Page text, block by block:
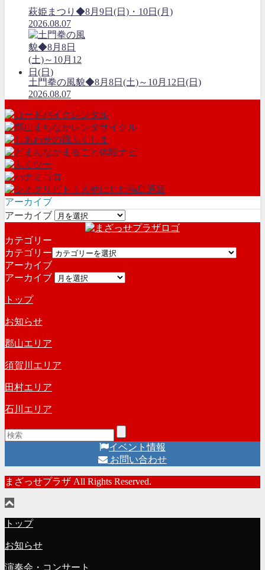
萩姫まつり◆8月9日(日)・10日(月)
2026.08.07
土門拳の風貌◆8月8日(土)～10月12日(日)
2026.08.07
アーカイブ
アーカイブ
カテゴリー
カテゴリー
アーカイブ
アーカイブ
トップ
お知らせ
郡山エリア
須賀川エリア
田村エリア
石川エリア
イベント情報
お問い合わせ
まざっせプラザ All Rights Reserved.
トップ
お知らせ
演奏会・コンサート